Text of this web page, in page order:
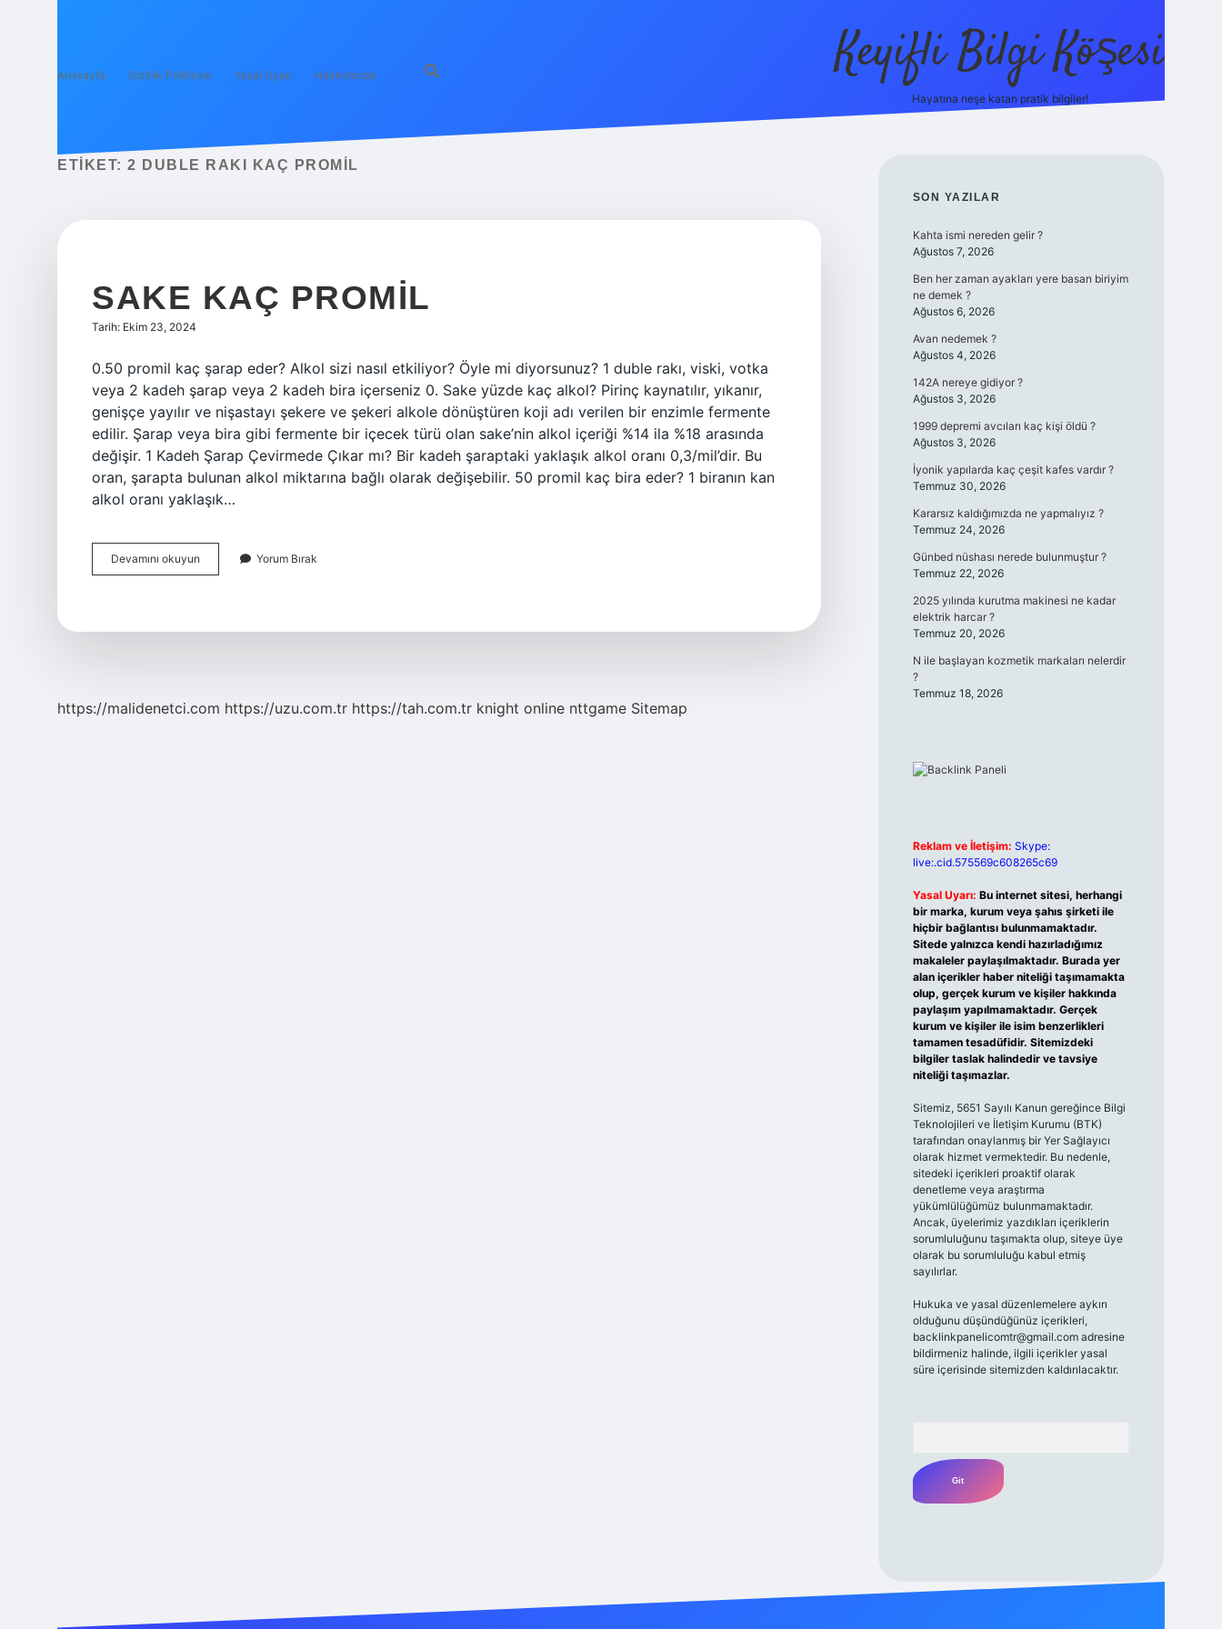
Anasayfa Gizlilik Politikası Yasal Uyarı Hakkımızda Keyifli Bilgi Köşesi
Hayatına neşe katan pratik bilgiler!
ETIKET: 2 DUBLE RAKI KAÇ PROMIL
SAKE KAÇ PROMIL
Tarih: Ekim 23, 2024
0.50 promil kaç şarap eder? Alkol sizi nasıl etkiliyor? Öyle mi diyorsunuz? 1 duble rakı, viski, votka
veya 2 kadeh şarap veya 2 kadeh bira içerseniz 0. Sake yüzde kaç alkol? Pirinç kaynatılır, yıkanır,
genişçe yayılır ve nişastayı şekere ve şekeri alkole dönüştüren koji adı verilen bir enzimle fermente
edilir. Şarap veya bira gibi fermente bir içecek türü olan sake’nin alkol içeriği %14 ila %18 arasında
değişir. 1 Kadeh Şarap Çevirmede Çıkar mı? Bir kadeh şaraptaki yaklaşık alkol oranı 0,3/mil’dir. Bu
oran, şarapta bulunan alkol miktarına bağlı olarak değişebilir. 50 promil kaç bira eder? 1 biranın kan
alkol oranı yaklaşık…
Devamını okuyun
Kaç
Yorum Bırak
https://malidenetci.com https://uzu.com.tr https://tah.com.tr knight online nttgame Sitemap
SIDEBAR
SON YAZILAR
Kahta ismi nereden gelir ?
Ağustos 7, 2026
Ben her zaman ayakları yere basan biriyim
ne demek ?
Ağustos 6, 2026
Avan nedemek ?
Ağustos 4, 2026
142A nereye gidiyor ?
Ağustos 3, 2026
1999 depremi avcıları kaç kişi öldü ?
Ağustos 3, 2026
İyonik yapılarda kaç çeşit kafes vardır ?
Temmuz 30, 2026
Kararsız kaldığımızda ne yapmalıyız ?
Temmuz 24, 2026
Günbed nüshası nerede bulunmuştur ?
Temmuz 22, 2026
2025 yılında kurutma makinesi ne kadar
elektrik harcar ?
Temmuz 20, 2026
N ile başlayan kozmetik markaları nelerdir
?
Temmuz 18, 2026
Reklam ve İletişim: Skype:
live:.cid.575569c608265c69
Yasal Uyarı: Bu internet sitesi, herhangi
bir marka, kurum veya şahıs şirketi ile
hiçbir bağlantısı bulunmamaktadır.
Sitede yalnızca kendi hazırladığımız
makaleler paylaşılmaktadır. Burada yer
alan içerikler haber niteliği taşımamakta
olup, gerçek kurum ve kişiler hakkında
paylaşım yapılmamaktadır. Gerçek
kurum ve kişiler ile isim benzerlikleri
tamamen tesadüfidir. Sitemizdeki
bilgiler taslak halindedir ve tavsiye
niteliği taşımazlar.
Sitemiz, 5651 Sayılı Kanun gereğince Bilgi
Teknolojileri ve İletişim Kurumu (BTK)
tarafından onaylanmış bir Yer Sağlayıcı
olarak hizmet vermektedir. Bu nedenle,
sitedeki içerikleri proaktif olarak
denetleme veya araştırma
yükümlülüğümüz bulunmamaktadır.
Ancak, üyelerimiz yazdıkları içeriklerin
sorumluluğunu taşımakta olup, siteye üye
olarak bu sorumluluğu kabul etmiş
sayılırlar.
Hukuka ve yasal düzenlemelere aykırı
olduğunu düşündüğünüz içerikleri,
backlinkpanelicomtr@gmail.comadresine
bildirmeniz halinde, ilgili içerikler yasal
süre içerisinde sitemizden kaldırılacaktır.